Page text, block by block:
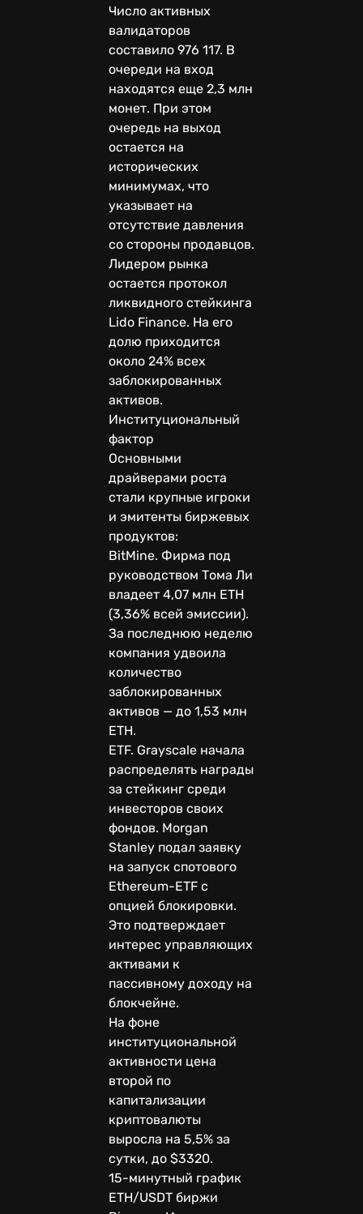
Число активных
валидаторов
составило 976 117. В
очереди на вход
находятся еще 2,3 млн
монет. При этом
очередь на выход
остается на
исторических
минимумах, что
указывает на
отсутствие давления
со стороны продавцов.
Лидером рынка
остается протокол
ликвидного стейкинга
Lido Finance. На его
долю приходится
около 24% всех
заблокированных
активов.
Институциональный
фактор
Основными
драйверами роста
стали крупные игроки
и эмитенты биржевых
продуктов:
BitMine. Фирма под
руководством Тома Ли
владеет 4,07 млн ETH
(3,36% всей эмиссии).
За последнюю неделю
компания удвоила
количество
заблокированных
активов — до 1,53 млн
ETH.
ETF. Grayscale начала
распределять награды
за стейкинг среди
инвесторов своих
фондов. Morgan
Stanley подал заявку
на запуск спотового
Ethereum-ETF с
опцией блокировки.
Это подтверждает
интерес управляющих
активами к
пассивному доходу на
блокчейне.
На фоне
институциональной
активности цена
второй по
капитализации
криптовалюты
выросла на 5,5% за
сутки, до $3320.
15-минутный график
ETH/USDT биржи